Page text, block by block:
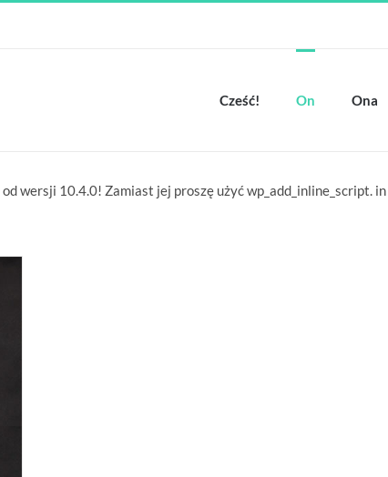
Cześć! On Ona
od wersji 10.4.0! Zamiast jej proszę użyć wp_add_inline_script. in